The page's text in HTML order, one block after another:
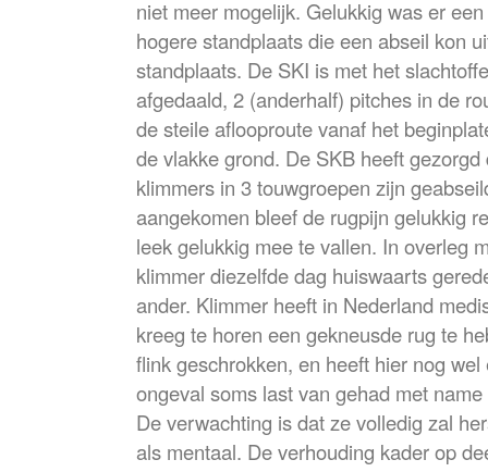
niet meer mogelijk. Gelukkig was er
hogere standplaats die een abseil kon
standplaats. De SKI is met het
afgedaald, 2 (anderhalf) pitches in de
de steile aflooproute vanaf het
de vlakke grond. De SKB heeft
klimmers in 3 touwgroepen zijn
aangekomen bleef de rugpijn gelukkig
leek gelukkig mee te vallen. In overleg
klimmer diezelfde dag huiswaarts
ander. Klimmer heeft in Nederland
kreeg te horen een gekneusde rug te
flink geschrokken, en heeft hier nog
ongeval soms last van gehad met
De verwachting is dat ze volledig zal
als mentaal. De verhouding kader op